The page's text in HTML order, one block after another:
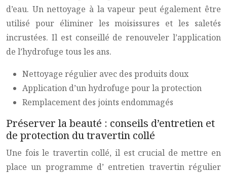
d’eau. Un nettoyage à la vapeur peut également être
utilisé pour éliminer les moisissures et les saletés
incrustées. Il est conseillé de renouveler l’application
de l’hydrofuge tous les ans.
Nettoyage régulier avec des produits doux
Application d’un hydrofuge pour la protection
Remplacement des joints endommagés
Préserver la beauté : conseils d’entretien et
de protection du travertin collé
Une fois le travertin collé, il est crucial de mettre en
place un programme d’ entretien travertinrégulier